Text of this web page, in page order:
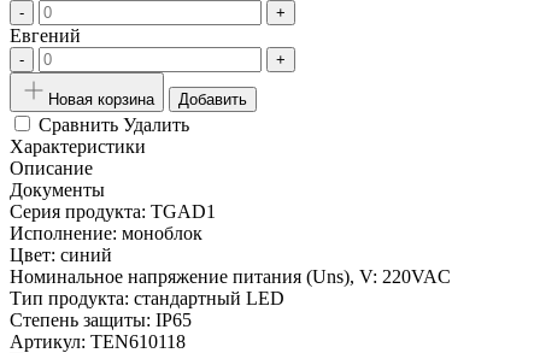
- +
Евгений
- +
Новая корзина Добавить
Сравнить Удалить
Характеристики
Описание
Документы
Серия продукта: TGAD1
Исполнение: моноблок
Цвет: синий
Номинальное напряжение питания (Uns), V: 220VAC
Тип продукта: стандартный LED
Степень защиты: IP65
Артикул: TEN610118